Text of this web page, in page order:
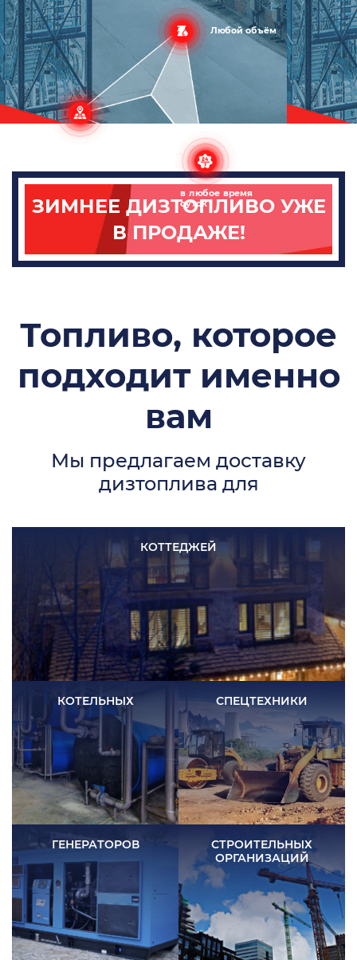
Любой объём
в любое время
суток
ЗИМНЕЕ ДИЗТОПЛИВО УЖЕ
В ПРОДАЖЕ!
Топливо, которое
подходит именно
вам
Мы предлагаем доставку
дизтоплива для
КОТТЕДЖЕЙ
КОТЕЛЬНЫХ СПЕЦТЕХНИКИ
ГЕНЕРАТОРОВ
СТРОИТЕЛЬНЫХ
ОРГАНИЗАЦИЙ